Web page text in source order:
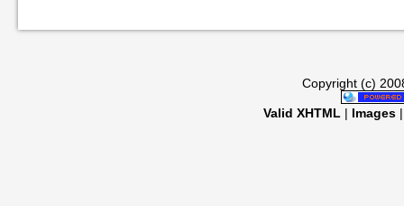
Copyright (c)
Valid XHTML Images